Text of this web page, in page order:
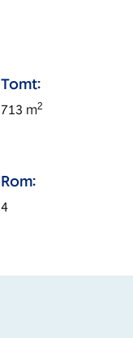
Tomt:
713 m2
Rom:
4